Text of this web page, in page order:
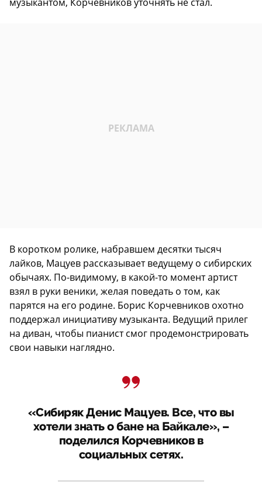
музыкантом, Корчевников уточнять не стал.
В коротком ролике, набравшем десятки тысяч
лайков, Мацуев рассказывает ведущему о сибирских
обычаях. По-видимому, в какой-то момент артист
взял в руки веники, желая поведать о том, как
парятся на его родине. Борис Корчевников охотно
поддержал инициативу музыканта. Ведущий прилег
на диван, чтобы пианист смог продемонстрировать
свои навыки наглядно.
«Сибиряк Денис Мацуев. Все, что вы
хотели знать о бане на Байкале», –
поделился Корчевников в
социальных сетях.